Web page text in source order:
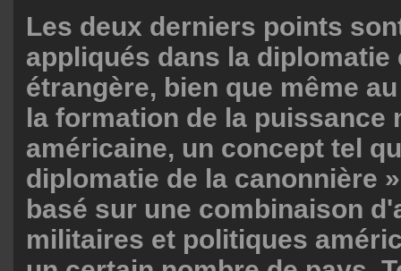
Les deux derniers points
appliqués dans la diplomatie
étrangère, bien que même
la formation de la puissance
américaine, un concept tel
diplomatie de la canonnière
basé sur une combinaison
militaires et politiques